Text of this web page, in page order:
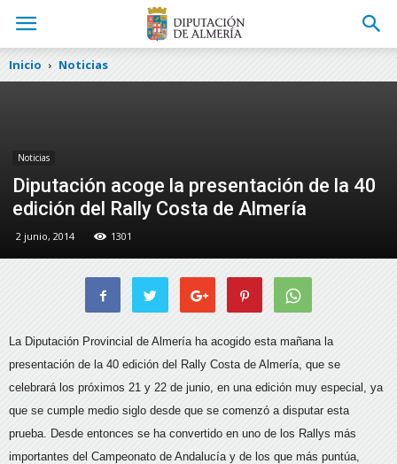
Inicio Noticias
Noticias
Diputación acoge la presentación de la 40
edición del Rally Costa de Almería
2 junio, 2014 1301
La Diputación Provincial de Almería ha acogido esta mañana la
presentación de la 40 edición del Rally Costa de Almería, que se
celebrará los próximos 21 y 22 de junio, en una edición muy especial, ya
que se cumple medio siglo desde que se comenzó a disputar esta
prueba. Desde entonces se ha convertido en uno de los Rallys más
importantes del Campeonato de Andalucía y de los que más puntúa,